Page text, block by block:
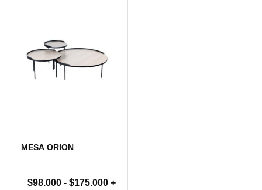
MESA ORION
$98.000 - $175.000Rango
+